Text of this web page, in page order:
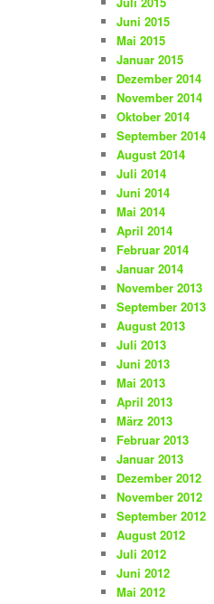
Juni 2015
Mai 2015
Januar 2015
Dezember 2014
November 2014
Oktober 2014
September 2014
August 2014
Juli 2014
Juni 2014
Mai 2014
April 2014
Februar 2014
Januar 2014
November 2013
September 2013
August 2013
Juli 2013
Juni 2013
Mai 2013
April 2013
März 2013
Februar 2013
Januar 2013
Dezember 2012
November 2012
September 2012
August 2012
Juli 2012
Juni 2012
Mai 2012